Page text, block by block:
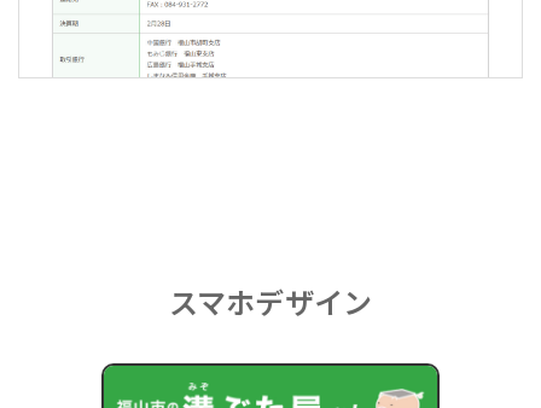
スマホデザイン